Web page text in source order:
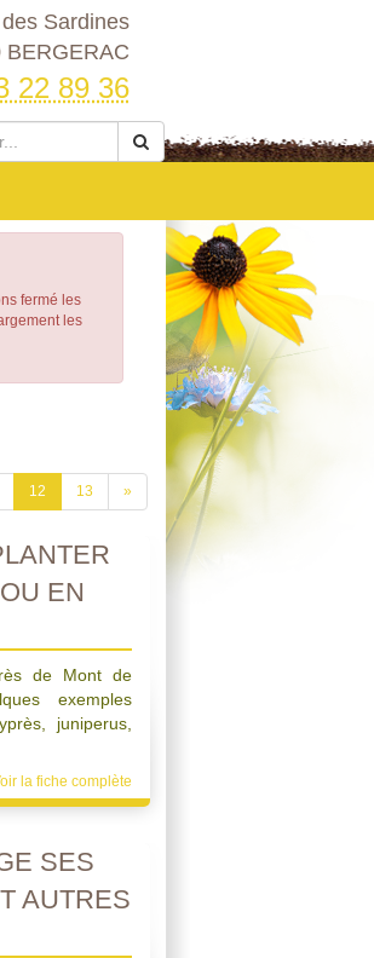
Sardines
BERGERAC
22 89 36
fermé les
les
12 13 »
EN
de Mont de
exemples
juniperus,
la fiche complète
SES
AUTRES